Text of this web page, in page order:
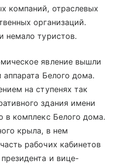
компаний, отраслевых
организаций.
немало туристов.
явление вышли
Белого дома.
на ступенях так
здания имени
в комплекс Белого дома.
крыла, в нем
рабочих кабинетов
и вице-